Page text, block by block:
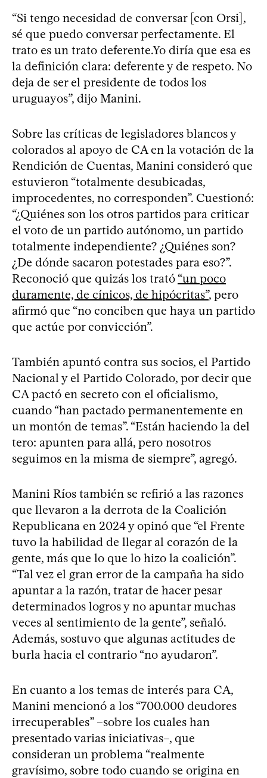
“Si tengo necesidad de conversar [con Orsi],
sé que puedo conversar perfectamente. El
trato es un trato deferente.Yo diría que esa es
la definición clara: deferente y de respeto. No
deja de ser el presidente de todos los
uruguayos”, dijo Manini.
Sobre las críticas de legisladores blancos y
colorados al apoyo de CA en la votación de la
Rendición de Cuentas, Manini consideró que
estuvieron “totalmente desubicadas,
improcedentes, no corresponden”. Cuestionó:
“¿Quiénes son los otros partidos para criticar
el voto de un partido autónomo, un partido
totalmente independiente? ¿Quiénes son?
¿De dónde sacaron potestades para eso?”.
Reconoció que quizás los trató “un poco
duramente, de cínicos, de hipócritas”, pero
afirmó que “no conciben que haya un partido
que actúe por convicción”.
También apuntó contra sus socios, el Partido
Nacional y el Partido Colorado, por decir que
CA pactó en secreto con el oficialismo,
cuando “han pactado permanentemente en
un montón de temas”. “Están haciendo la del
tero: apunten para allá, pero nosotros
seguimos en la misma de siempre”, agregó.
Manini Ríos también se refirió a las razones
que llevaron a la derrota de la Coalición
Republicana en 2024 y opinó que “el Frente
tuvo la habilidad de llegar al corazón de la
gente, más que lo que lo hizo la coalición”.
“Tal vez el gran error de la campaña ha sido
apuntar a la razón, tratar de hacer pesar
determinados logros y no apuntar muchas
veces al sentimiento de la gente”, señaló.
Además, sostuvo que algunas actitudes de
burla hacia el contrario “no ayudaron”.
En cuanto a los temas de interés para CA,
Manini mencionó a los “700.000 deudores
irrecuperables” –sobre los cuales han
presentado varias iniciativas–, que
consideran un problema “realmente
gravísimo, sobre todo cuando se origina en